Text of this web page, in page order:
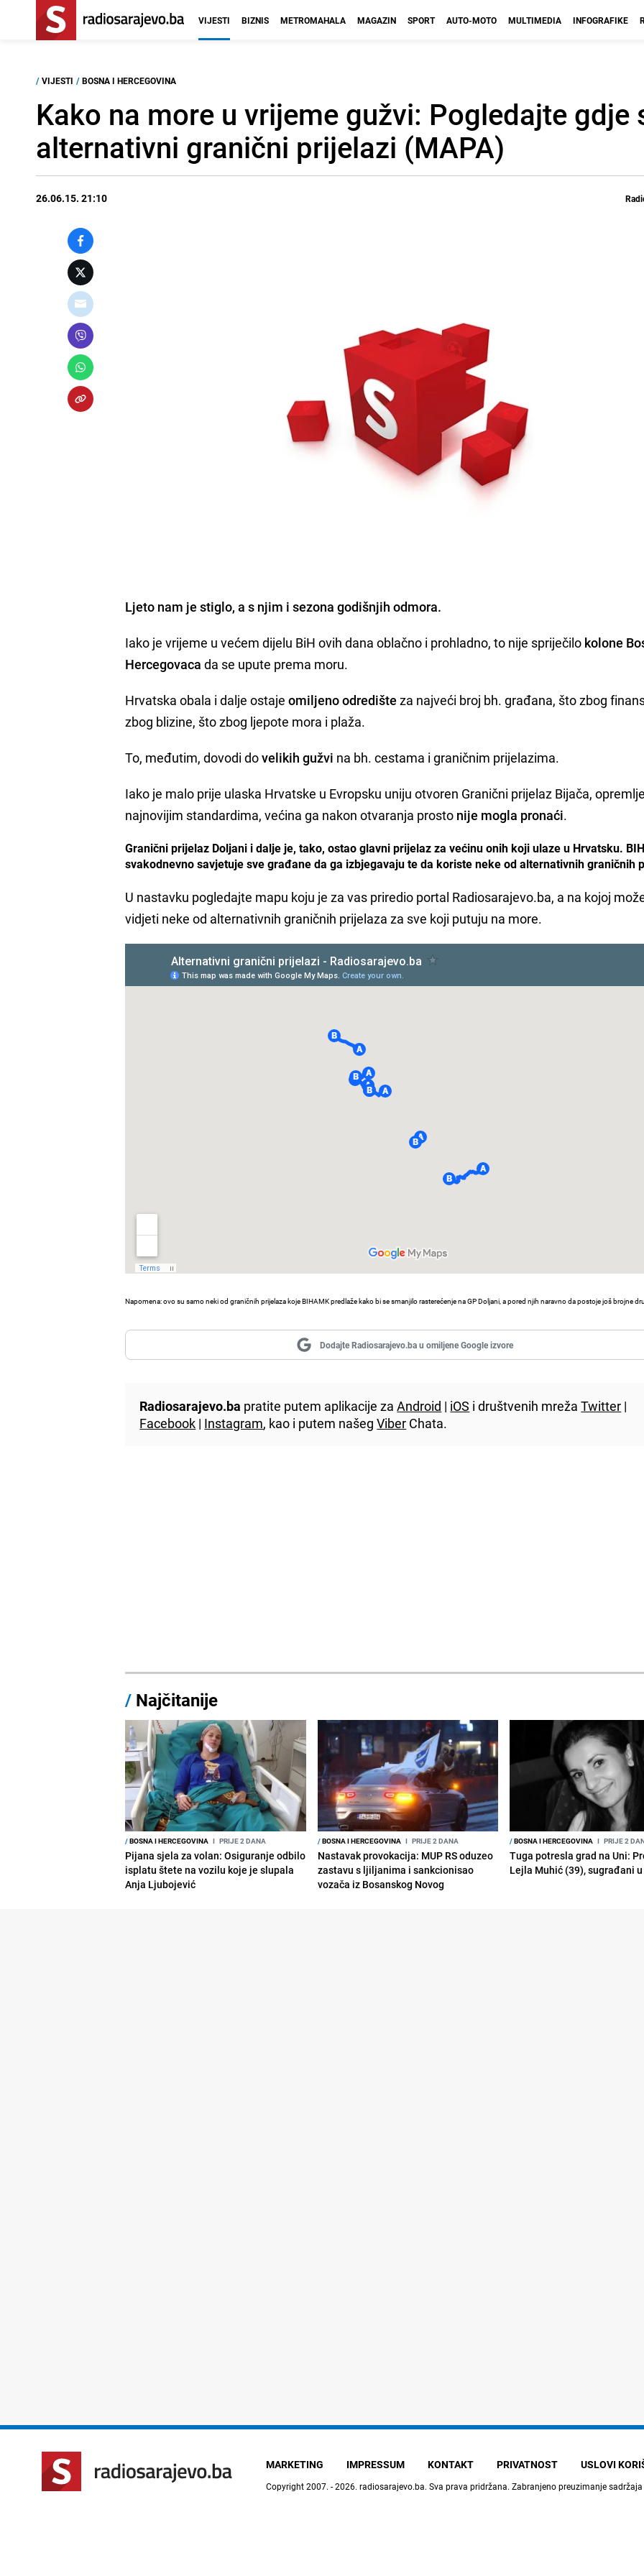
VIJESTI BIZNIS METROMAHALA MAGAZIN SPORT AUTO-MOTO MULTIMEDIA INFOGRAFIKE
/ VIJESTI / BOSNA I HERCEGOVINA
Kako na more u vrijeme gužvi: Pogledajte gdje
alternativni granični prijelazi (MAPA)
26.06.15. 21:10
Ljeto nam je stiglo, a s njim i sezonagodišnjih odmora.
Iako je vrijeme u većem dijelu BiH ovih dana oblačno i prohladno, to nije spriječilo kolone
Hercegovaca da se upute prema moru.
Hrvatska obala i dalje ostaje omiljeno odredište za najveći broj bh. građana, što zbog
zbog blizine, što zbog ljepote mora i plaža.
To, međutim, dovodi dovelikih gužvi na bh. cestama i graničnim prijelazima.
Iako je malo prije ulaska Hrvatske u Evropsku uniju otvoren Granični prijelaz Bijača,
najnovijim standardima, većina ga nakon otvaranja prosto nije mogla pronaći.
Granični prijelaz Doljani i dalje je, tako, ostao glavni prijelaz za većinu onih koji ulaze u Hrvatsku.
svakodnevno savjetuje sve građane da ga izbjegavaju te da koriste neke od alternativnih graničnih
U nastavku pogledajte mapu koju je za vas priredio portal Radiosarajevo.ba, a na kojoj
vidjeti neke od alternativnih graničnih prijelaza za sve koji putuju na more.
Napomena: ovo su samo neki od graničnih prijelaza koje BIHAMK predlaže kako bi se smanjilo rasterećenje na GP Doljani, a pored njih naravno da postoje još brojne
Dodajte Radiosarajevo.ba u omiljene Google izvore
Radiosarajevo.ba pratite putem aplikacije zaAndroid | iOS i društvenih mrežaTwitter |
Facebook | Instagram, kao i putem našegViber Chata.
/ Najčitanije
/BOSNA I HERCEGOVINA I PRIJE 2 DANA
Pijana sjela za volan: Osiguranje odbilo
isplatu štete na vozilu koje je slupala
Anja Ljubojević
/BOSNA I HERCEGOVINA I PRIJE 2 DANA
Nastavak provokacija: MUP RS oduzeo
zastavu s ljiljanima i sankcionisao
vozača iz Bosanskog Novog
/BOSNA I HERCEGOVINA I PRIJE 2
Tuga potresla grad na Uni:
Lejla Muhić (39), sugrađani
MARKETING IMPRESSUM KONTAKT PRIVATNOST USLOVI
Copyright 2007. - 2026. radiosarajevo.ba. Sva prava pridržana. Zabranjeno preuzimanje